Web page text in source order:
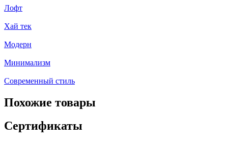
Лофт
Хай тек
Модерн
Минимализм
Современный стиль
Похожие товары
Сертификаты